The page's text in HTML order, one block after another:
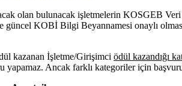
olan bulunacak işletmelerin KOSGEB Veri
güncel KOBİ Bilgi Beyannamesi onaylı
kazanan İşletme/Girişimci ödül kazandığı
yapamaz. Ancak farklı kategoriler için